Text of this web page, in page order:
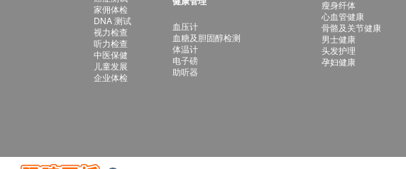
家佣体检
DNA 测试
视力检查
听力检查
中医保健
儿童发展
企业体检
血压计
血糖及胆固醇检测
体温计
电子磅
助听器
瘦身纤体
心血管健康
骨骼及关节健康
男士健康
头发护理
孕妇健康